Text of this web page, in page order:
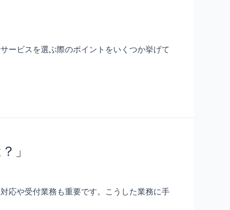
ービスを選ぶ際のポイントをいくつか挙げて
」
応や受付業務も重要です。こうした業務に手